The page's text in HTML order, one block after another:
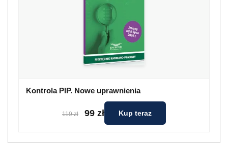
Kontrola PIP. Nowe uprawnienia
119 zł 99 zł Kup teraz